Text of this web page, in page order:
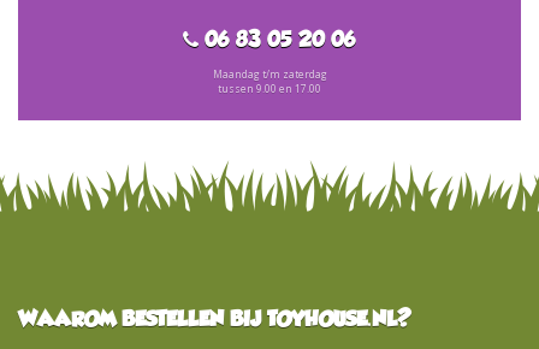
06 83 05 20 06
Maandag t/m zaterdag
tussen 9.00 en 17.00
WAAROM BESTELLEN BIJ TOYHOUSE.NL?